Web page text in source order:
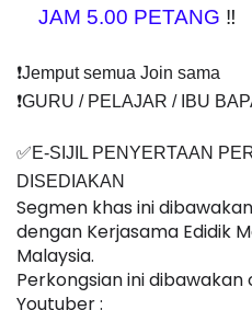
JAM 5.00 PETANG ‼️
❗️Jemput semua Join sama
❗️GURU / PELAJAR / IBU
✅E-SIJIL PENYERTAAN
DISEDIAKAN
Segmen khas ini
dengan Kerjasama Edidik
Malaysia.
Perkongsian ini
Youtuber :